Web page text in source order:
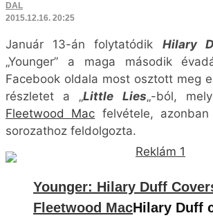
DAL
2015.12.16. 20:25
Január 13-án folytatódik Hilary
„Younger” a maga második
Facebook oldala most osztott meg
részletet a „Little Lies„-ból,
Fleetwood Mac felvétele,
sorozathoz feldolgozta.
Younger: Hilary Duff
Fleetwood MacHilary Duff